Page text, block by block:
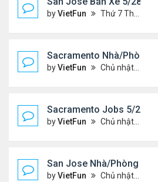
byVietFun Thứ 7 Tháng 5 29, 2021 9:51 am
Sacramento Nhà/Phòng
byVietFun Chủ nhật Tháng 5 23, 2021 2:21 pm
Sacramento Jobs 5/21/
byVietFun Chủ nhật Tháng 5 23, 2021 2:19 pm
San Jose Nhà/Phòng 5/
byVietFun Chủ nhật Tháng 5 23, 2021 2:14 pm